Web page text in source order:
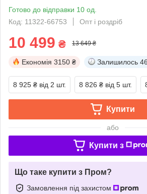
Готово до відправки 10 од.
Код: 11322-66753
Опт і роздріб
10 499 ₴ 13 649 ₴
Економія 3150 ₴ Залишилось
8 925 ₴ від 2 шт. 8 826 ₴ від 5 шт.
Купити
або
Купити з
Що таке купити з Пром?
Замовлення під захистом